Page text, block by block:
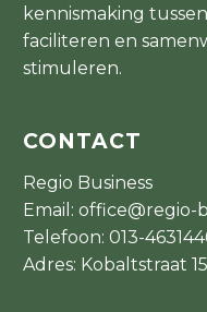
kennismaking
faciliteren en
stimuleren.
CONTACT
Regio Business
Email: office@regio-
Telefoon: 013-
Adres: Kobaltstraat